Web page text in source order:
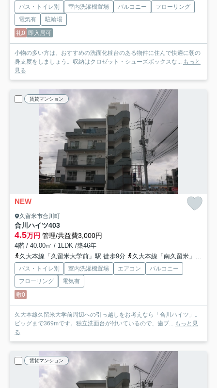
バス・トイレ別 室内洗濯機置場 バルコニー
フローリング
電気有
駐輪場
礼0 即入居可
小物の多い方は、おすすめの洗面化粧台のある物件に住んで快適に朝の
身支度をしましょう。収納はクロゼット・シューズボックスな... もっと
見る
賃貸マンション
NEW
久留米市合川町
合川ハイツ403
4.5万円 管理/共益費3,000円
4階 / 40.00㎡ / 1LDK /築46年
久大本線「久留米大学前」駅 徒歩9分
久大本線「南久留米」駅 徒歩22分
バス・トイレ別 室内洗濯機置場 エアコン
バルコニー
フローリング
電気有
敷0
久大本線久留米大学前周辺への引っ越しをお考えなら「合川ハイツ」。
ビッグまで369mです。独立洗面台が付いているので、歯ブ... もっと見
る
賃貸マンション